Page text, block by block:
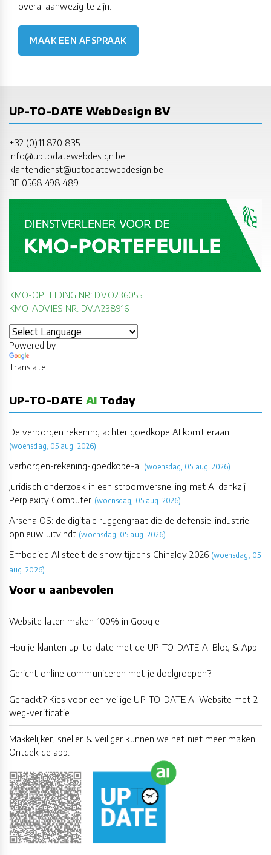
overal aanwezig te zijn.
MAAK EEN AFSPRAAK
UP-TO-DATE WebDesign BV
+32 (0)11 870 835
info@uptodatewebdesign.be
klantendienst@uptodatewebdesign.be
BE 0568.498.489
KMO-OPLEIDING NR: DV.O236055
KMO-ADVIES NR: DV.A238916
Powered by
Translate
UP-TO-DATE AI Today
De verborgen rekening achter goedkope AI komt eraan
(woensdag, 05 aug. 2026)
verborgen-rekening-goedkope-ai (woensdag, 05 aug. 2026)
Juridisch onderzoek in een stroomversnelling met AI dankzij
Perplexity Computer (woensdag, 05 aug. 2026)
ArsenalOS: de digitale ruggengraat die de defensie-industrie
opnieuw uitvindt (woensdag, 05 aug. 2026)
Embodied AI steelt de show tijdens ChinaJoy 2026 (woensdag, 05
aug. 2026)
Voor u aanbevolen
Website laten maken 100% in Google
Hou je klanten up-to-date met de UP-TO-DATE AI Blog & App
Gericht online communiceren met je doelgroepen?
Gehackt? Kies voor een veilige UP-TO-DATE AI Website met 2-
weg-verificatie
Makkelijker, sneller & veiliger kunnen we het niet meer maken.
Ontdek de app.